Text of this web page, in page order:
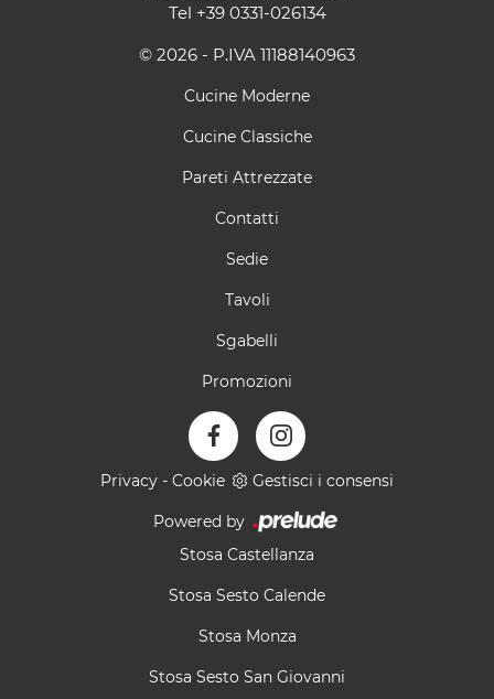
Tel +39 0331-026134
© 2026 - P.IVA 11188140963
Cucine Moderne
Cucine Classiche
Pareti Attrezzate
Contatti
Sedie
Tavoli
Sgabelli
Promozioni
Privacy - Cookie Gestisci i consensi
Powered by
Stosa Castellanza
Stosa Sesto Calende
Stosa Monza
Stosa Sesto San Giovanni